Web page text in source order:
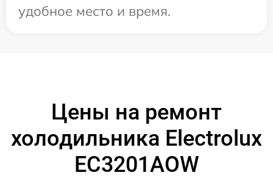
удобное место и время.
Цены на ремонт
холодильника Electrolux
EC3201AOW